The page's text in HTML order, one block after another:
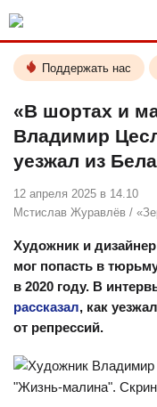
Поддержать нас
«В шортах и
Владимир
уезжал из
12 апреля 2025 в 14.10
Мстислав Журавлёв /
Художник и
мог попасть в
в 2020 году. В
рассказал, как
от репрессий.